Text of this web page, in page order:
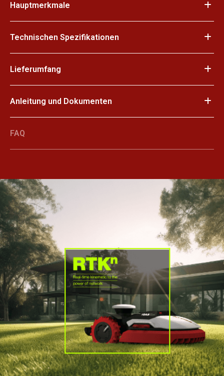
Hauptmerkmale
Technischen Spezifikationen
Lieferumfang
Anleitung und Dokumenten
FAQ